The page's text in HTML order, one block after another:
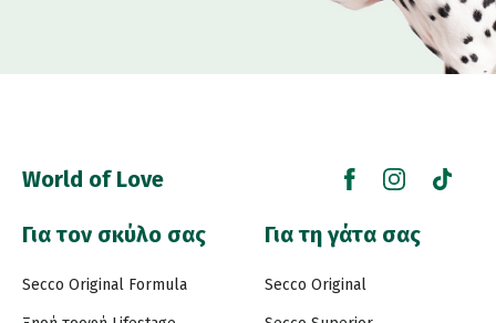
World of Love
Για τον σκύλο σας
Secco Original Formula
Για τη γάτα σας
Secco Original